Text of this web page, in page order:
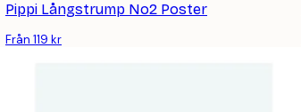
Pippi Långstrump No2 Poster
Från 119 kr